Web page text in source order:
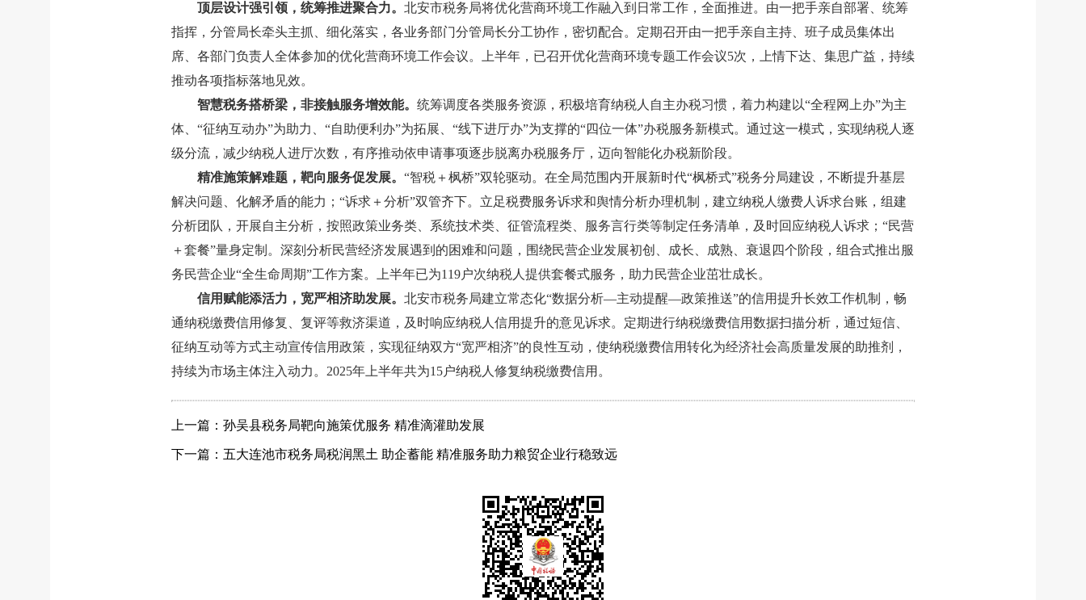
顶层设计强引领，统筹推进聚合力。 北安市税务局将优化营商环境工作融入到日常工作，全面推进。由一把手亲自部署、统筹
指挥，分管局长牵头主抓、细化落实，各业务部门分管局长分工协作，密切配合。定期召开由一把手亲自主持、班子成员集体出
席、各部门负责人全体参加的优化营商环境工作会议。上半年，已召开优化营商环境专题工作会议5次，上情下达、集思广益，持续
推动各项指标落地见效。
智慧税务搭桥梁，非接触服务增效能。 统筹调度各类服务资源，积极培育纳税人自主办税习惯，着力构建以“全程网上办”为主
体、“征纳互动办”为助力、“自助便利办”为拓展、“线下进厅办”为支撑的“四位一体”办税服务新模式。通过这一模式，实现纳税人逐
级分流，减少纳税人进厅次数，有序推动依申请事项逐步脱离办税服务厅，迈向智能化办税新阶段。
精准施策解难题，靶向服务促发展。 “智税＋枫桥”双轮驱动。在全局范围内开展新时代“枫桥式”税务分局建设，不断提升基层
解决问题、化解矛盾的能力；“诉求＋分析”双管齐下。立足税费服务诉求和舆情分析办理机制，建立纳税人缴费人诉求台账，组建
分析团队，开展自主分析，按照政策业务类、系统技术类、征管流程类、服务言行类等制定任务清单，及时回应纳税人诉求；“民营
＋套餐”量身定制。深刻分析民营经济发展遇到的困难和问题，围绕民营企业发展初创、成长、成熟、衰退四个阶段，组合式推出服
务民营企业“全生命周期”工作方案。上半年已为119户次纳税人提供套餐式服务，助力民营企业茁壮成长。
信用赋能添活力，宽严相济助发展。 北安市税务局建立常态化“数据分析—主动提醒—政策推送”的信用提升长效工作机制，畅
通纳税缴费信用修复、复评等救济渠道，及时响应纳税人信用提升的意见诉求。定期进行纳税缴费信用数据扫描分析，通过短信、
征纳互动等方式主动宣传信用政策，实现征纳双方“宽严相济”的良性互动，使纳税缴费信用转化为经济社会高质量发展的助推剂，
持续为市场主体注入动力。2025年上半年共为15户纳税人修复纳税缴费信用。
上一篇：孙吴县税务局靶向施策优服务 精准滴灌助发展
下一篇：五大连池市税务局税润黑土 助企蓄能 精准服务助力粮贸企业行稳致远